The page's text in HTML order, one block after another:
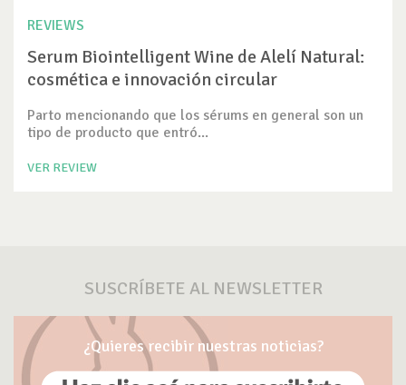
REVIEWS
Serum Biointelligent Wine de Alelí Natural:
cosmética e innovación circular
Parto mencionando que los sérums en general son un
tipo de producto que entró...
VER REVIEW
SUSCRÍBETE AL NEWSLETTER
¿Quieres recibir nuestras noticias?